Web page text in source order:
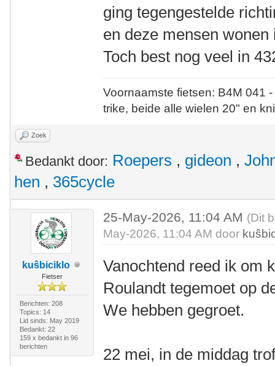
ging tegengestelde
en deze mensen
Toch best nog veel in
Voornaamste fietsen: B4M
trike, beide alle wielen 20" en
Zoek
Bedankt door: Roepers , gideon ,
hen , 365cycle
kuŝbiciklo
Fietser
Berichten: 208
Topics: 14
Lid sinds: May 2019
Bedankt: 22
159 x bedankt in 96
berichten
25-May-2026, 11:04 AM (Dit
May-2026, 11:04 AM door
Vanochtend reed ik om
Roulandt tegemoet op
We hebben gegroet.
22 mei, in de middag